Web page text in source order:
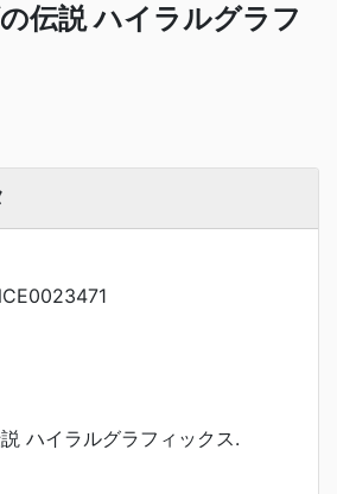
伝説 ハイラルグラフ
ハイラルグラフィックス.